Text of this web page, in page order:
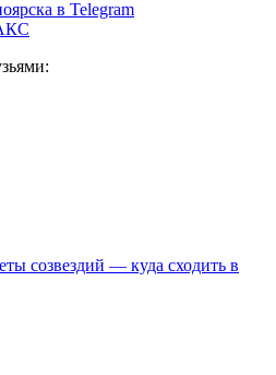
в Telegram
созвездий — куда сходить в